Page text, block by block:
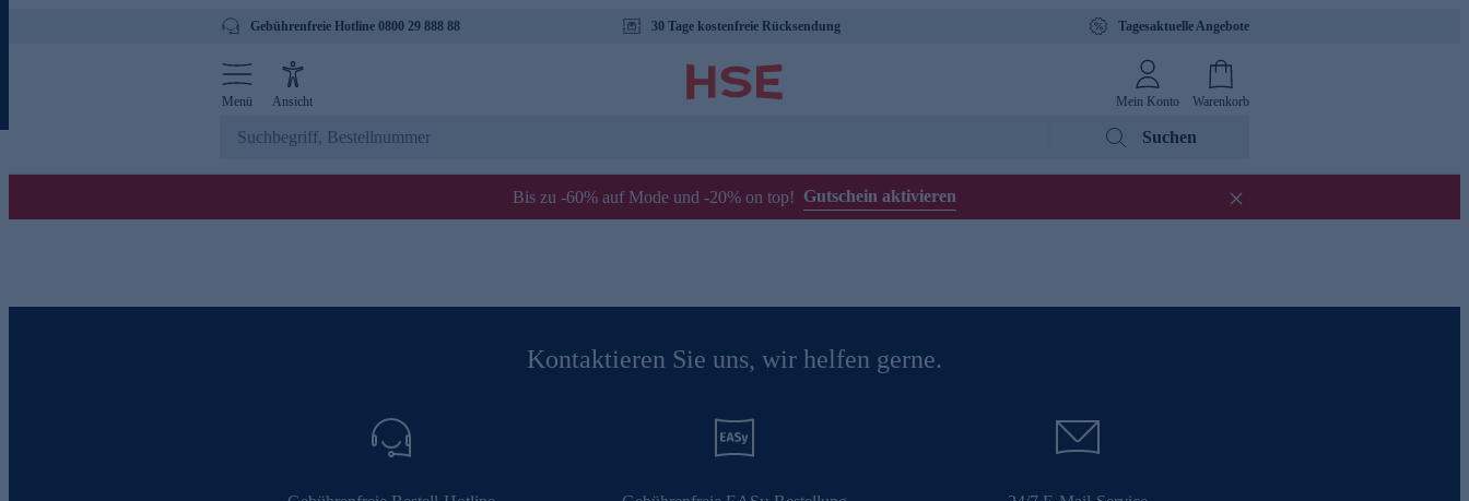
Gebührenfreie Hotline 0800 29 888 88 30 Tage kostenfreie Rücksendung Tagesaktuelle Angebote
Menü Ansicht Mein Konto Warenkorb
Suchen
Bis zu -60% auf Mode und -20% on top! Gutschein aktivieren
Kontaktieren Sie uns, wir helfen gerne.